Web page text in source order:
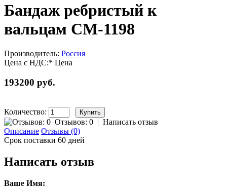
Бандаж ребристый к
вальцам СМ-1198
Производитель: Россия
Цена с НДС:* Цена
193200 руб.
Количество:
Отзывов: 0 | Написать отзыв
Описание Отзывы (0)
Срок поставки 60 дней
Написать отзыв
Ваше Имя: